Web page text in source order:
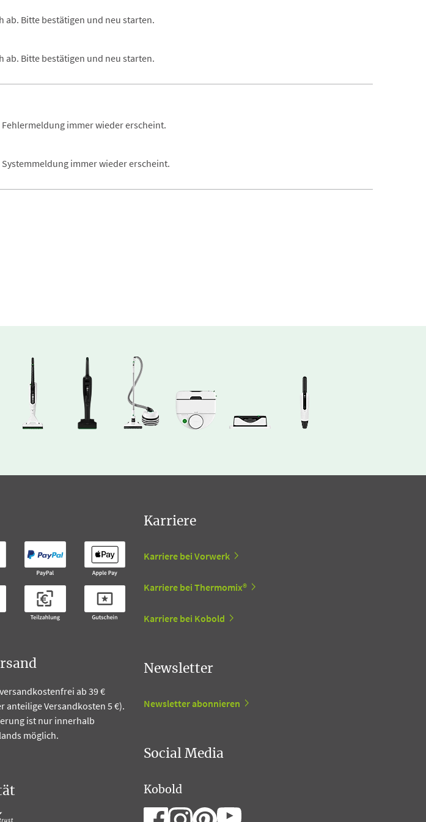
ab. Bitte bestätigen und neu starten.
ab. Bitte bestätigen und neu starten.
immer wieder erscheint.
immer wieder erscheint.
ab 39 €
anteilige Versandkosten 5 €).
ist nur innerhalb
möglich.
Karriere
Karriere bei Vorwerk
Karriere bei Thermomix®
Karriere bei Kobold
Newsletter
Newsletter abonnieren
Social Media
Kobold